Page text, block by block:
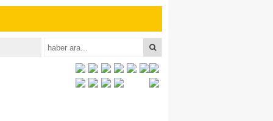
İçin Anlamlı